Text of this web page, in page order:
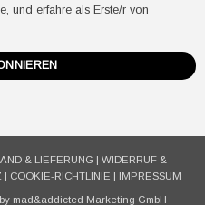
und erfahre als Erste/r von
& LIEFERUNG
WIDERRUF &
COOKIE-RICHTLINIE IMPRESSUM
mad&addicted Marketing GmbH